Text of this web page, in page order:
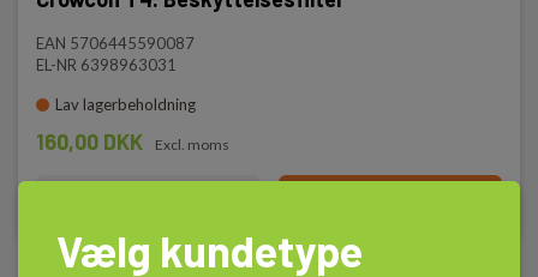
EAN 5706445590087
EL-NR 6398963031
Lav lagerbeholdning
160,00 DKK Excl. moms
Vælg kundetype